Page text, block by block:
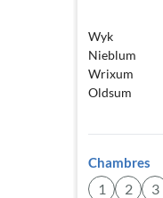
Wyk
Nieblum
Wrixum
Oldsum
Chambres
1 2 3